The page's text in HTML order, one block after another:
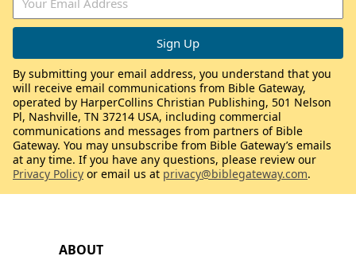
ABOUT
By submitting your email address, you understand that you
will receive email communications from Bible Gateway,
operated by HarperCollins Christian Publishing, 501 Nelson
Pl, Nashville, TN 37214 USA, including commercial
communications and messages from partners of Bible
Gateway. You may unsubscribe from Bible Gateway’s emails
at any time. If you have any questions, please review our
Privacy Policy or email us at privacy@biblegateway.com.